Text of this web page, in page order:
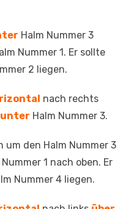
Halm Nummer 3
Nummer 1. Er sollte
2 liegen.
nach rechts
unter Halm Nummer 3.
um den Halm Nummer 3
1 nach oben. Er
Nummer 4 liegen.